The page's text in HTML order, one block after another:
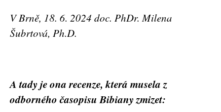
V Brně, 18. 6. 2024 doc. PhDr. Milena
Šubrtová, Ph.D.
A tady je ona recenze, která musela z
odborného časopisuBibiany zmizet: